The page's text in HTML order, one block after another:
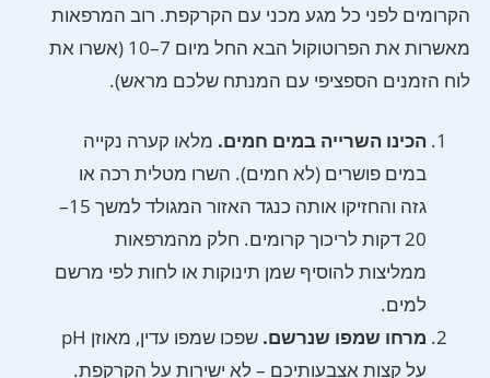
הקרומים לפני כל מגע מכני עם הקרקפת. רוב המרפאות
מאשרות את הפרוטוקול הבא החל מיום 7–10 (אשרו את
לוח הזמנים הספציפי עם המנתח שלכם מראש).
הכינו השרייה במים חמים. מלאו קערה נקייה
במים פושרים (לא חמים). השרו מטלית רכה או
גזה והחזיקו אותה כנגד האזור המגולד למשך 15–
20 דקות לריכוך קרומים. חלק מהמרפאות
ממליצות להוסיף שמן תינוקות או לחות לפי מרשם
למים.
מרחו שמפו שנרשם.
שפכו שמפו עדין, מאוזן pH
על קצות אצבעותיכם – לא ישירות על הקרקפת.